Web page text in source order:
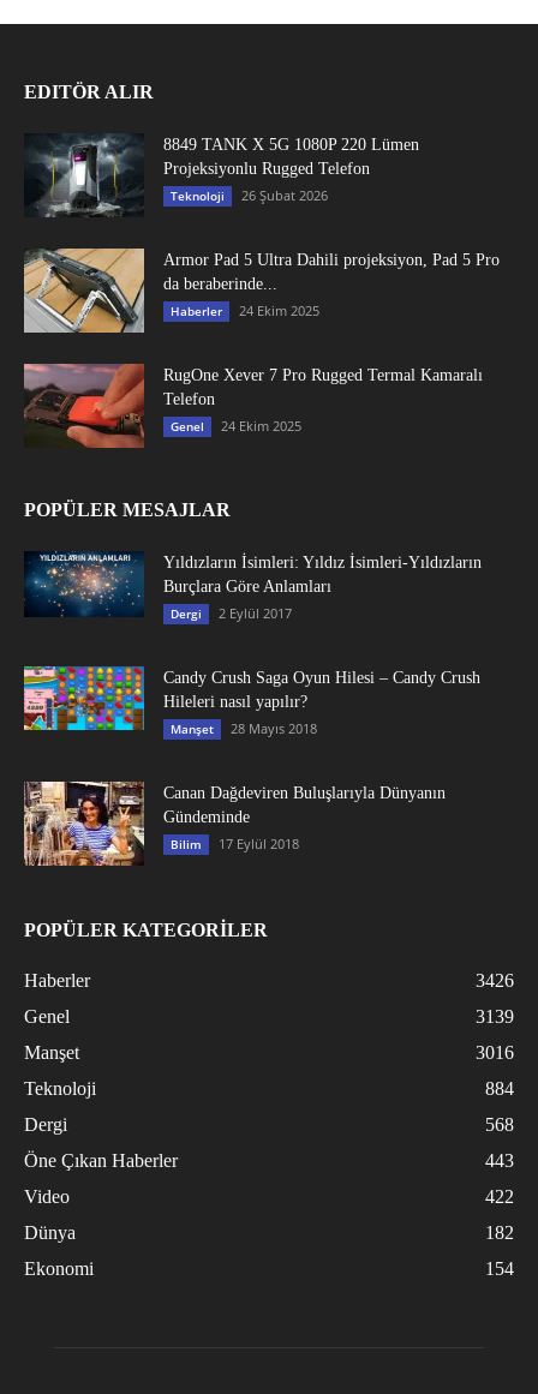
EDITÖR ALIR
8849 TANK X 5G 1080P 220 Lümen
Projeksiyonlu Rugged Telefon
Teknoloji 26 Şubat 2026
Armor Pad 5 Ultra Dahili projeksiyon, Pad 5 Pro
da beraberinde...
Haberler 24 Ekim 2025
RugOne Xever 7 Pro Rugged Termal Kamaralı
Telefon
Genel 24 Ekim 2025
POPÜLER MESAJLAR
Yıldızların İsimleri: Yıldız İsimleri-Yıldızların
Burçlara Göre Anlamları
Dergi 2 Eylül 2017
Candy Crush Saga Oyun Hilesi – Candy Crush
Hileleri nasıl yapılır?
Manşet 28 Mayıs 2018
Canan Dağdeviren Buluşlarıyla Dünyanın
Gündeminde
Bilim 17 Eylül 2018
POPÜLER KATEGORİLER
Haberler
3426
Genel
3139
Manşet
3016
Teknoloji
884
Dergi
568
Öne Çıkan Haberler
443
Video
422
Dünya
182
Ekonomi
154